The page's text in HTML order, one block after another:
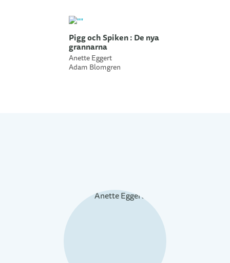
Pigg och Spiken : De nya
grannarna
Anette Eggert
Adam Blomgren